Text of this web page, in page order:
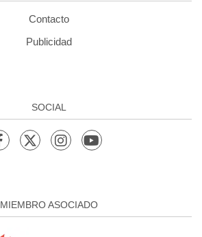
Contacto
Publicidad
SOCIAL
MIEMBRO ASOCIADO